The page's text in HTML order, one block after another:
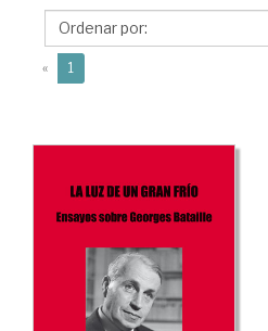
Joaquín
« 1